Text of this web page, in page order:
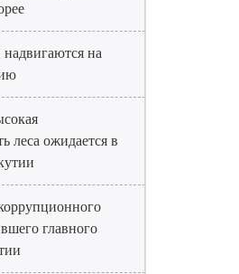
на
леса ожидается в
главного